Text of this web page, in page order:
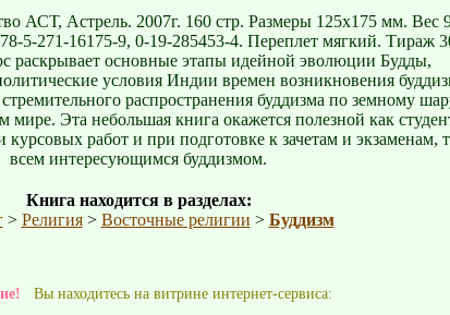
АСТ, Астрель. 2007г. 160 стр. Размеры 125х175 мм. Вес
5-271-16175-9, 0-19-285453-4. Переплет мягкий. Тираж
раскрывает основные этапы идейной эволюции Будды,
условия Индии времен возникновения
распространения буддизма по земному
мире. Эта небольшая книга окажется полезной как
работ и при подготовке к зачетам и экзаменам,
всем интересующимся буддизмом.
Книга находится в разделах:
> Религия> Восточные религии > Буддизм
Вы находитесь на витрине интернет-сервиса: